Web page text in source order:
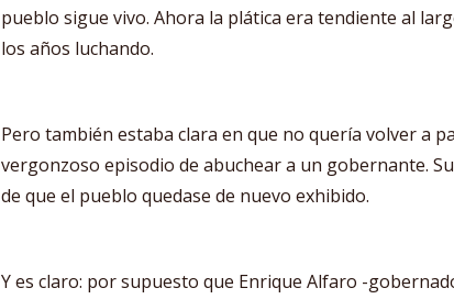
pueblo sigue vivo. Ahora la plática era tendiente al
los años luchando.
Pero también estaba clara en que no quería volver a
vergonzoso episodio de abuchear a un gobernante.
de que el pueblo quedase de nuevo exhibido.
Y es claro: por supuesto que Enrique Alfaro -